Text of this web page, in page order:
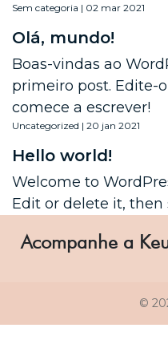
Sem categoria | 02 mar 2021
Olá, mundo!
Boas-vindas ao
primeiro post. Edite-
comece a escrever!
Uncategorized | 20 jan 2021
Hello world!
Welcome to
Edit or delete it,
Acompanhe a
©